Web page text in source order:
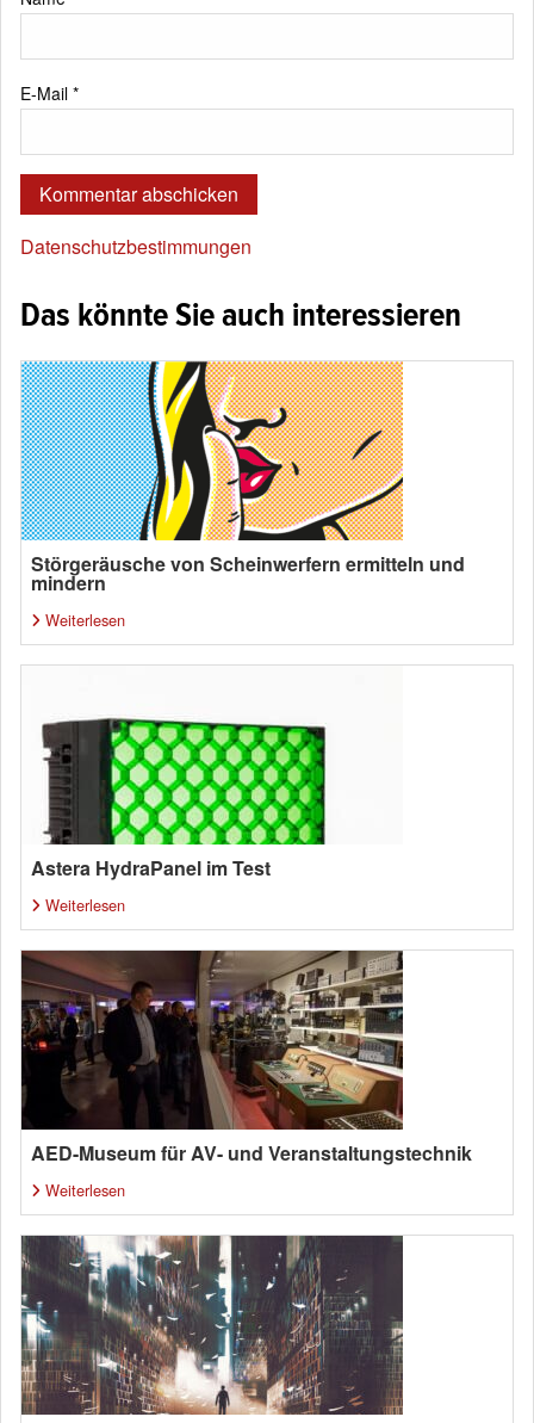
E-Mail *
Datenschutzbestimmungen
Das könnte Sie auch interessieren
Störgeräusche von Scheinwerfern ermitteln und
mindern
Weiterlesen
Astera HydraPanel im Test
Weiterlesen
AED-Museum für AV- und Veranstaltungstechnik
Weiterlesen